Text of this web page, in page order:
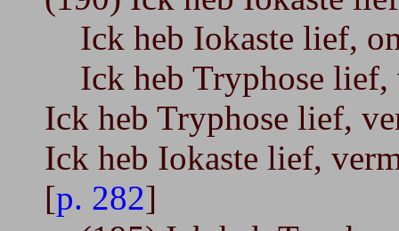
Ick heb Iokaste lief,
Ick heb Tryphose lief,
Ick heb Tryphose lief,
Ick heb Iokaste lief,
[p. 282]